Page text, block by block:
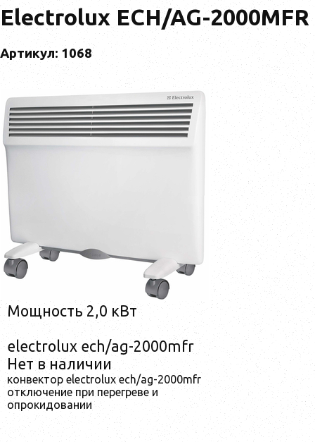
Electrolux ECH/AG-2000MFR
Артикул: 1068
Мощность 2,0 кВт
electrolux ech/ag-2000mfr
Нет в наличии
конвектор electrolux ech/ag-2000mfr
отключение при перегреве и
опрокидовании